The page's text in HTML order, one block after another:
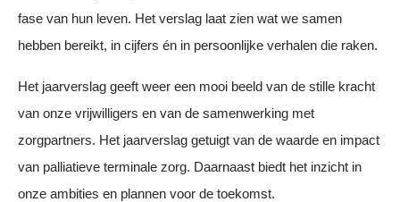
fase van hun leven. Het verslag laat zien wat we samen
hebben bereikt, in cijfers én in persoonlijke verhalen die raken.
Het jaarverslag geeft weer een mooi beeld van de stille kracht
van onze vrijwilligers en van de samenwerking met
zorgpartners. Het jaarverslag getuigt van de waarde en impact
van palliatieve terminale zorg. Daarnaast biedt het inzicht in
onze ambities en plannen voor de toekomst.